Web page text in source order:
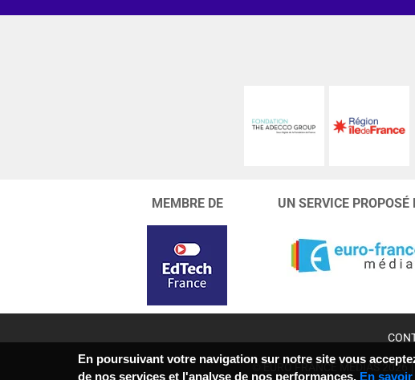
MEMBRE DE UN SERVICE PROPOSÉ
© EURO FRANCE MÉDIAS 2026
En poursuivant votre navigation sur notre site vous
de nos services et l'analyse de nos performances. En